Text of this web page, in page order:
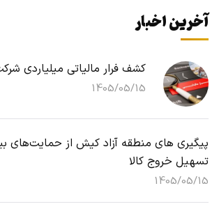
آخرین اخبار
کشف فرار مالیاتی میلیاردی
1405/05/15
پیگیری های منطقه آزاد کیش از حمایت‌های
تسهیل خروج کالا
1405/05/15